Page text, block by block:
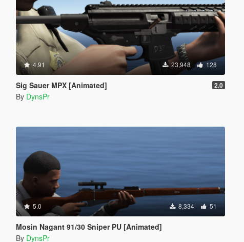
4.91 23,948 128
Sig Sauer MPX [Animated] 2.0
By DynsPr
5.0 8,334 51
Mosin Nagant 91/30 Sniper PU [Animated]
By DynsPr